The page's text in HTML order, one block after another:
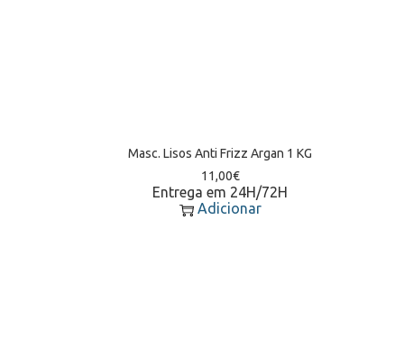
Masc. Lisos Anti Frizz Argan 1 KG
11,00€
Entrega em 24H/72H
Adicionar